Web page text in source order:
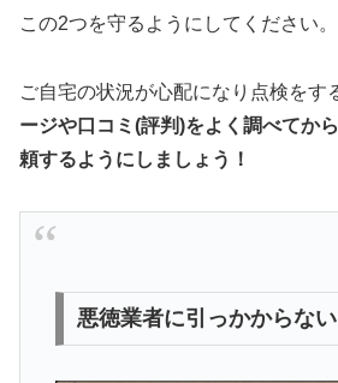
この2つを守るようにしてください。
ご自宅の状況が心配になり点検をす
ージや口コミ(評判)をよく調べてか
頼するようにしましょう！
悪徳業者に引っかからな